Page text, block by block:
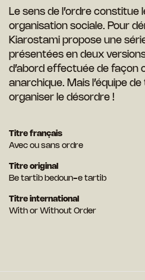
Le sens de l’ordre constitue
organisation sociale. Pour
Kiarostami propose une
présentées en deux
d’abord effectuée de façon
anarchique. Mais l’équipe
organiser le désordre !
Titre français
Avec ou sans ordre
Titre original
Be tartib bedoun-e tartib
Titre international
With or Without Order